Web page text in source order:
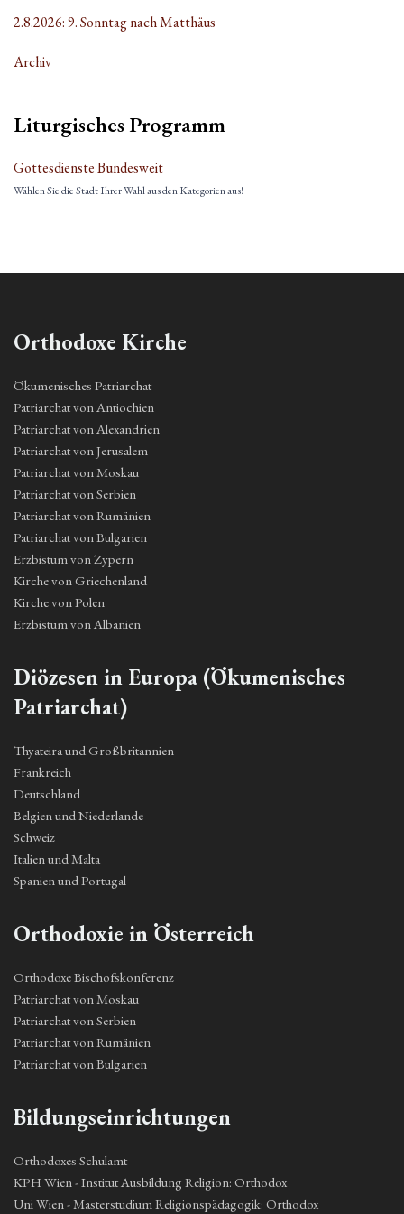
2.8.2026: 9. Sonntag nach Matthäus
Archiv
Liturgisches Programm
Gottesdienste Bundesweit
Wählen Sie die Stadt Ihrer Wahl aus den Kategorien aus!
Orthodoxe Kirche
Ökumenisches Patriarchat
Patriarchat von Antiochien
Patriarchat von Alexandrien
Patriarchat von Jerusalem
Patriarchat von Moskau
Patriarchat von Serbien
Patriarchat von Rumänien
Patriarchat von Bulgarien
Erzbistum von Zypern
Kirche von Griechenland
Kirche von Polen
Erzbistum von Albanien
Diözesen in Europa (Ökumenisches
Patriarchat)
Thyateira und Großbritannien
Frankreich
Deutschland
Belgien und Niederlande
Schweiz
Italien und Malta
Spanien und Portugal
Orthodoxie in Österreich
Orthodoxe Bischofskonferenz
Patriarchat von Moskau
Patriarchat von Serbien
Patriarchat von Rumänien
Patriarchat von Bulgarien
Bildungseinrichtungen
Orthodoxes Schulamt
KPH Wien - Institut Ausbildung Religion: Orthodox
Uni Wien - Masterstudium Religionspädagogik: Orthodox